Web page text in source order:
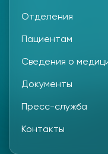
Отделения
Пациентам
Сведения о
Документы
Пресс-служба
Контакты